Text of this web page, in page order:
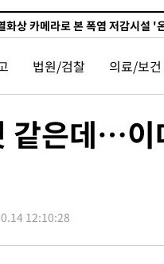
상 카메라로 본 폭염 저감시설 '
임 하루만에 차량폭탄 폭발 사건
바논 남부에서 레바논군 3명 폭
긴급방문 다중화된 전선 상황
보안허가 취소…“에어포스원 기
선수 메시의 부친 지병 별세
분쟁시 주한 미군 취약해질 수
상 카메라로 본 폭염 저감시설 '
임 하루만에 차량폭탄 폭발 사건
법원/검찰 의료/보건
같은데…
12:10:28